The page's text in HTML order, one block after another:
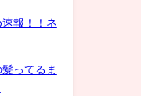
報！！ネ
ってるま